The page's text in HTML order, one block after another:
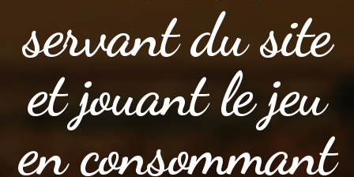
servant du site
et jouant le jeu
en consommant